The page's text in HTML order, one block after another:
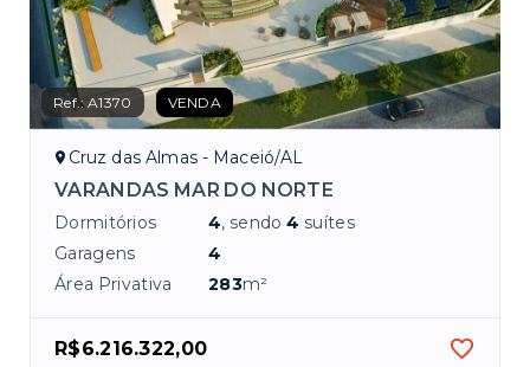
Ref.:A1370 VENDA
Cruz das Almas - Maceió/AL
VARANDAS MAR DO NORTE
Dormitórios 4, sendo4 suítes
Garagens
4
Área Privativa
283m²
R$6.216.322,00